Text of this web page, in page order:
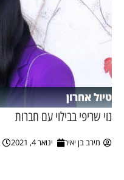
טיול אחרון
נוי שריפי בבילוי עם חברות
מירב בן יאיר ינואר 4, 2021